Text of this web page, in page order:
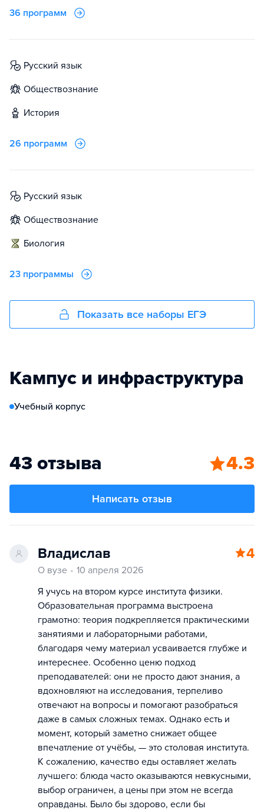
36 программ
русский язык
обществознание
история
26 программ
русский язык
обществознание
биология
23 программы
Показать все наборы ЕГЭ
Кампус и инфраструктура
Учебный корпус
43 отзыва 4.3
Написать отзыв
Владислав 4
О вузе
10 апреля 2026
Я учусь на втором курсе института физики.
Образовательная программа выстроена
грамотно: теория подкрепляется практическими
занятиями и лабораторными работами,
благодаря чему материал усваивается глубже и
интереснее. Особенно ценю подход
преподавателей: они не просто дают знания, а
вдохновляют на исследования, терпеливо
отвечают на вопросы и помогают разобраться
даже в самых сложных темах. Однако есть и
момент, который заметно снижает общее
впечатление от учёбы, — это столовая института.
К сожалению, качество еды оставляет желать
лучшего: блюда часто оказываются невкусными,
выбор ограничен, а цены при этом не всегда
оправданы. Было бы здорово, если бы